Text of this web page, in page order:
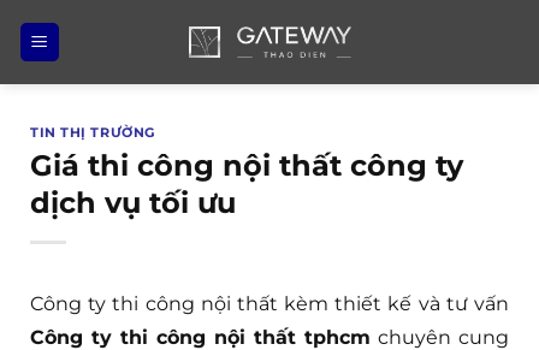
qua
nội
TIN THỊ TRƯỜNG
Giá thi công nội thất công ty
dịch vụ tối ưu
Công ty thi công nội thất kèm thiết kế và tư vấn
Công ty thi công nội thất tphcm chuyên cung